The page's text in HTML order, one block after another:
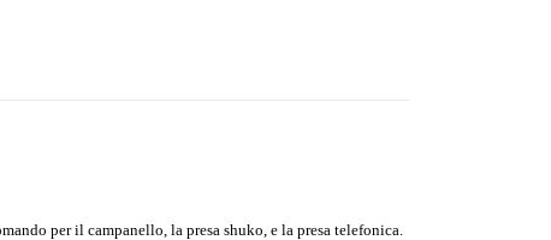
per il campanello, la presa shuko, e la presa telefonica.